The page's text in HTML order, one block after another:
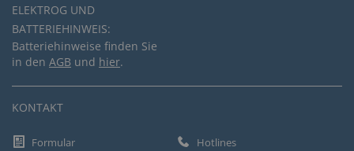
ELEKTROG UND
BATTERIEHINWEIS:
Batteriehinweise finden Sie
in den AGB und hier.
KONTAKT
Formular Hotlines